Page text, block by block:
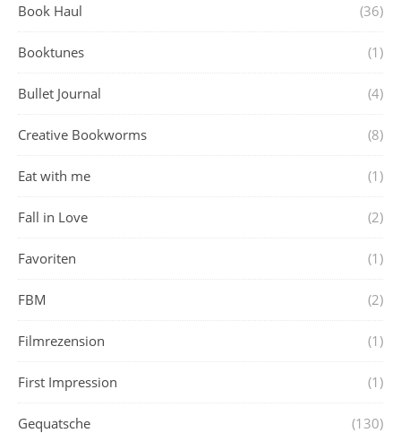
Book Haul (36)
Booktunes (1)
Bullet Journal (4)
Creative Bookworms (8)
Eat with me (1)
Fall in Love (2)
Favoriten (1)
FBM (2)
Filmrezension (1)
First Impression (1)
Gequatsche (130)